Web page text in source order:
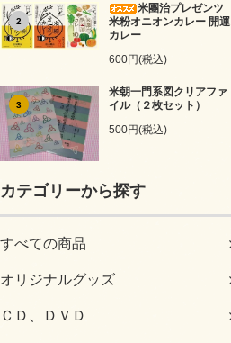
2
米團治プレゼンツ
米粉オニオンカレー 開運
カレー
600円(税込)
3
米朝一門系図クリアファ
イル（２枚セット）
500円(税込)
カテゴリーから探す
すべての商品
オリジナルグッズ
ＣＤ、ＤＶＤ